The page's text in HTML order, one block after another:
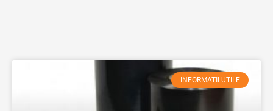
INFORMATII UTILE